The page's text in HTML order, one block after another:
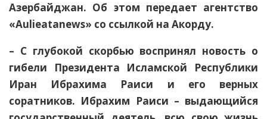
Азербайджан. Об этом передает агентство
«Aulieatanews» со ссылкой на Акорду.
– С глубокой скорбью воспринял новость о
гибели Президента Исламской Республики
Иран Ибрахима Раиси и его верных
соратников. Ибрахим Раиси – выдающийся